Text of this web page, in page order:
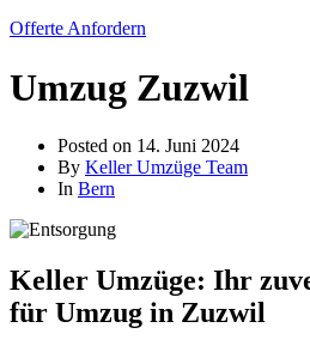
Offerte Anfordern
Umzug Zuzwil
Posted on 14. Juni 2024
By Keller Umzüge Team
In Bern
Keller Umzüge: Ihr
für Umzug in Zuzwil